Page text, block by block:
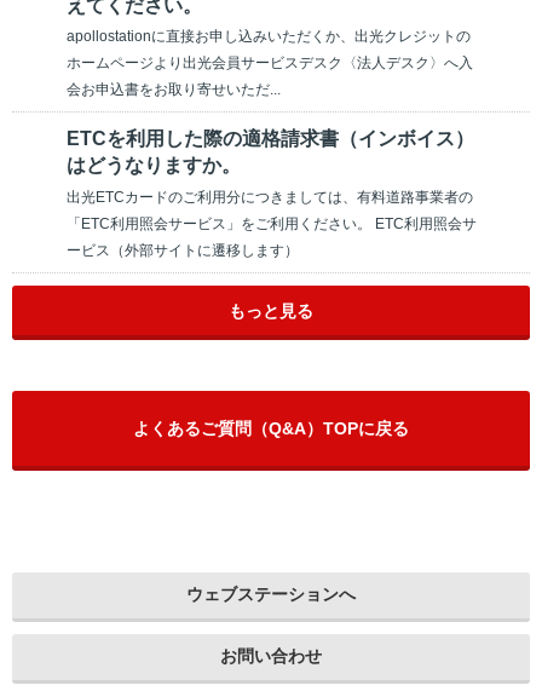
えてください。
apollostationに直接お申し込みいただくか、出光クレジットの
ホームページより出光会員サービスデスク〈法人デスク〉へ入
会お申込書をお取り寄せいただ...
ETCを利用した際の適格請求書（インボイス）
はどうなりますか。
出光ETCカードのご利用分につきましては、有料道路事業者の
「ETC利用照会サービス」をご利用ください。 ETC利用照会サ
ービス（外部サイトに遷移します）
もっと見る
よくあるご質問（Q&A）TOPに戻る
ウェブステーションへ
お問い合わせ